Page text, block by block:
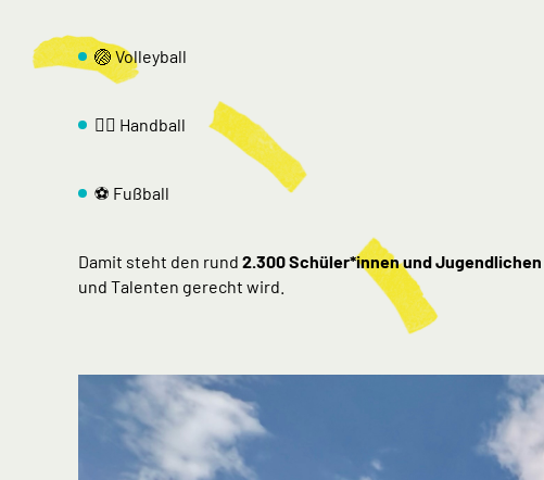
🏐 Volleyball
🤾‍♂️ Handball
⚽ Fußball
Damit steht den rund 2.300 Schüler*innen und Jugendlichen
und Talenten gerecht wird.